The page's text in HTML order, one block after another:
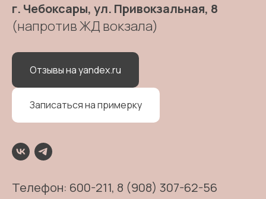
г. Чебоксары, ул. Привокзальная, 8
(напротив ЖД вокзала)
Отзывы на yandex.ru
Записаться на примерку
Телефон: 600-211, 8 (908) 307-62-56